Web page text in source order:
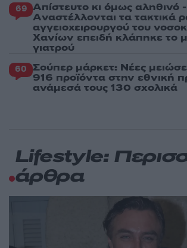
69 Απίστευτο κι όμως αληθινό -
Aναστέλλονται τα τακτικά
αγγειοχειρουργού του
Χανίων επειδή κλάπηκε το
γιατρού
60 Σούπερ μάρκετ: Νέες
916 προϊόντα στην εθνική
ανάμεσά τους 130 σχολικά
Lifestyle:
άρθρα